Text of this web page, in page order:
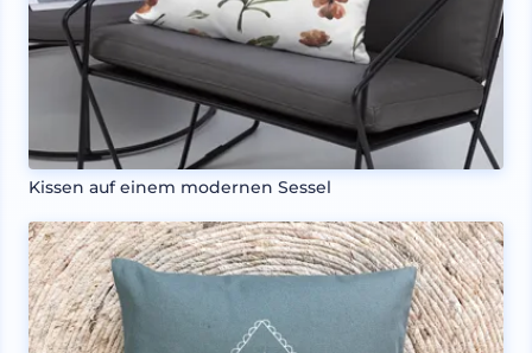
Kissen auf einem modernen Sessel